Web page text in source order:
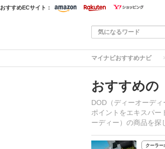
おすすめECサイト：
マイナビおすすめナビ
おすすめの
DOD（ディーオーデ
ポイントをエキスパー
ーディー）の商品を探
クーラー